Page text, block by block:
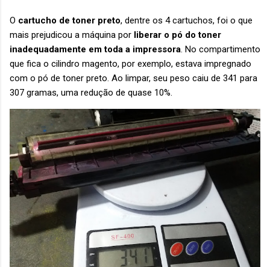
O cartucho de toner preto, dentre os 4 cartuchos, foi o que
mais prejudicou a máquina por liberar o pó do toner
inadequadamente em toda a impressora. No compartimento
que fica o cilindro magento, por exemplo, estava impregnado
com o pó de toner preto. Ao limpar, seu peso caiu de 341 para
307 gramas, uma redução de quase 10%.